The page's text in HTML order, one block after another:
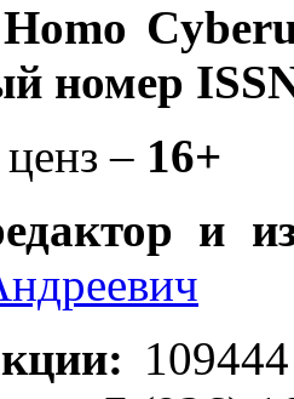
номер
– 16+
и
: